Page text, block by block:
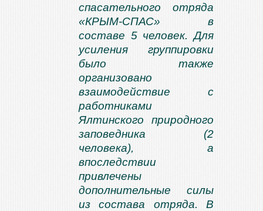
спасательного отряда
«КРЫМ-СПАС» в
составе 5 человек. Для
усиления группировки
было также
организовано
взаимодействие с
работниками
Ялтинского природного
заповедника (2
человека), а
впоследствии
привлечены
дополнительные силы
из состава отряда. В